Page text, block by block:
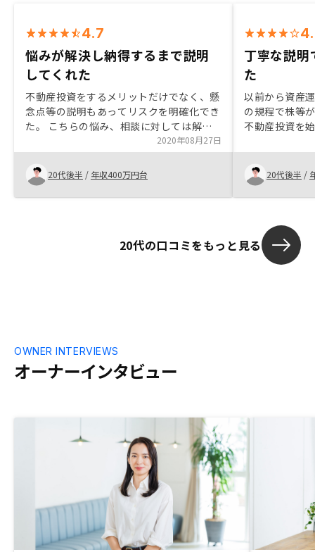
4.7
悩みが解決し納得するまで説明
してくれた
不動産投資をするメリットだけでなく、懸
念点等の説明もあってリスクを明確化でき
た。 こちらの悩み、相談に対しては解
決、納得するまで話をしてくれる。 対面
ではなくウェブ面談も活用しており、時間
を決めればすぐに対応いただける。 その
場で決めるよう要求されるのではなく、考
えたり判断の決心をする時間をもらえる。
なる点がありそこの説明が欲しい。またア
2020年08月27日
20代後半 / 年収400万円台
丁寧な説明
た
以前から資産
の規程で株等
不動産投資を
き、親切な説
こともあり、
20代後半 /
20代の口コミをもっと見る
オーナーインタビュー
OWNER INTERVIEWS